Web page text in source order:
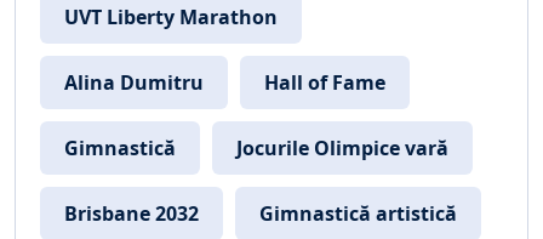
UVT Liberty Marathon
Alina Dumitru Hall of Fame
Gimnastică Jocurile Olimpice vară
Brisbane 2032 Gimnastică artistică